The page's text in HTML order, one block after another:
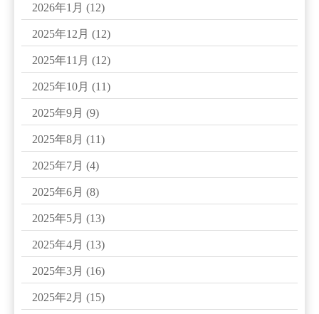
2026年1月 (12)
2025年12月 (12)
2025年11月 (12)
2025年10月 (11)
2025年9月 (9)
2025年8月 (11)
2025年7月 (4)
2025年6月 (8)
2025年5月 (13)
2025年4月 (13)
2025年3月 (16)
2025年2月 (15)